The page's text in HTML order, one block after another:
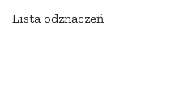
Lista odznaczeń